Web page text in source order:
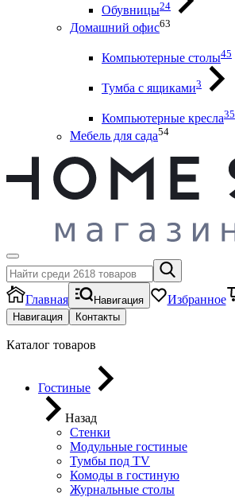
Обувницы24
Домашний офис63
Компьютерные столы45
Тумба с ящиками3
Компьютерные кресла35
Мебель для сада54
Главная Навигация Избранное
Навигация Контакты
Каталог товаров
Гостиные
Назад
Стенки
Модульные гостиные
Тумбы под ТV
Комоды в гостиную
Журнальные столы